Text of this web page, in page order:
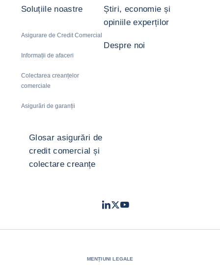
Soluțiile noastre
Asigurare de Credit Comercial
Informații de afaceri
Colectarea creanțelor
comerciale
Asigurări de garanții
Știri, economie și
opiniile experților
Despre noi
Glosar asigurări de
credit comercial și
colectare creanțe
LinkedIn
TwitterYoutube
MENȚIUNI LEGALE